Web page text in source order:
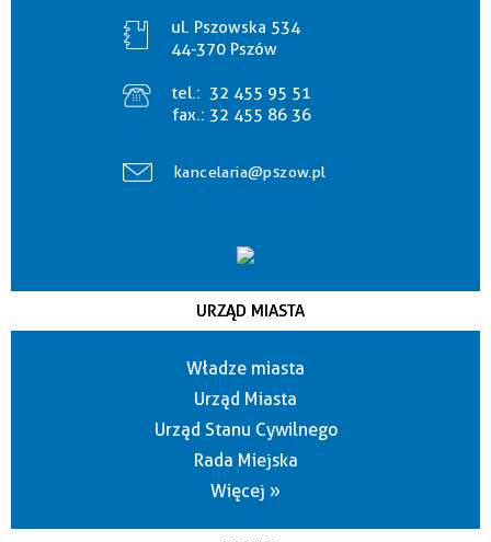
ul. Pszowska 534
44-370 Pszów
tel.: 32 455 95 51
fax.: 32 455 86 36
kancelaria@pszow.pl
URZĄD MIASTA
Władze miasta
Urząd Miasta
Urząd Stanu Cywilnego
Rada Miejska
Więcej »